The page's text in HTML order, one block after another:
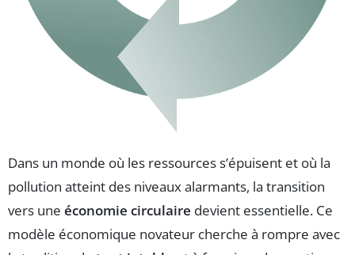
Dans un monde où les ressources s’épuisent et où la
pollution atteint des niveaux alarmants, la transition
vers une économie circulaire devient essentielle. Ce
modèle économique novateur cherche à rompre avec